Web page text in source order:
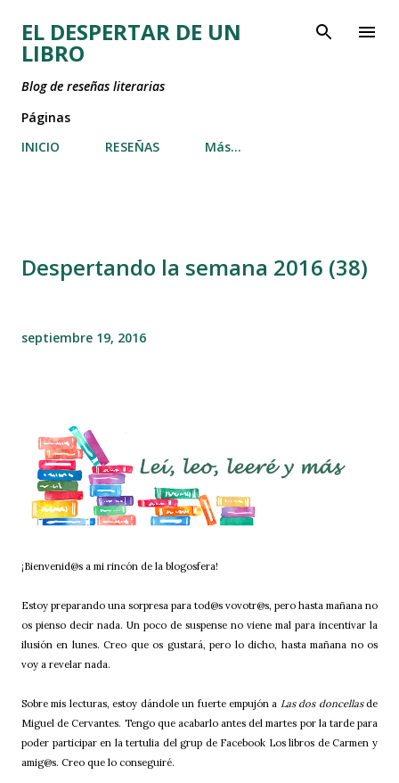
Ir al contenido principal
EL DESPERTAR DE UN
LIBRO
Blog de reseñas literarias
Páginas
INICIO
RESEÑAS Más…
Despertando la semana 2016 (38)
septiembre 19, 2016
¡Bienvenid@s a mi rincón de la blogosfera!
Estoy preparando una sorpresa para tod@s vovotr@s, pero hasta mañana no
os pienso decir nada. Un poco de suspense no viene mal para incentivar la
ilusión en lunes. Creo que os gustará, pero lo dicho, hasta mañana no os
voy a revelar nada.
Sobre mis lecturas, estoy dándole un fuerte empujón a Las dos doncellasde
Miguel de Cervantes. Tengo que acabarlo antes del martes por la tarde para
poder participar en la tertulia del grup de Facebook Los libros de Carmen y
amig@s. Creo que lo conseguiré.